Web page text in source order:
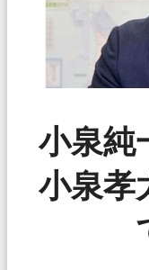
小泉純
小泉孝